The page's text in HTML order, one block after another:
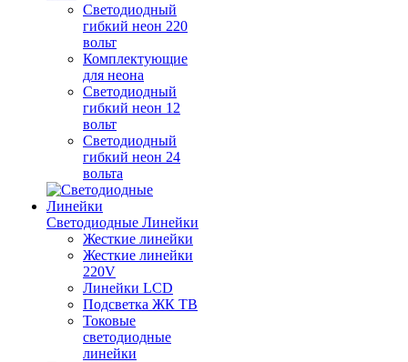
Светодиодный
гибкий неон 220
вольт
Комплектующие
для неона
Светодиодный
гибкий неон 12
вольт
Светодиодный
гибкий неон 24
вольта
Светодиодные Линейки
Жесткие линейки
Жесткие линейки
220V
Линейки LCD
Подсветка ЖК ТВ
Токовые
светодиодные
линейки